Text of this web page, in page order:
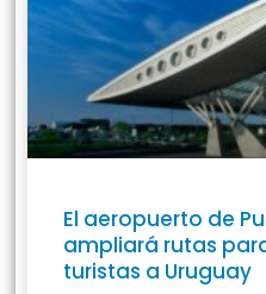
El aeropuerto de
ampliará rutas
turistas a Uruguay